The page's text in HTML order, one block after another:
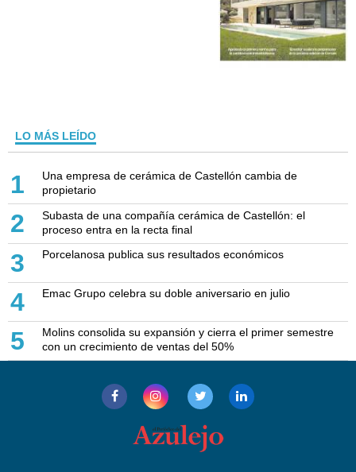
LO MÁS LEÍDO
1
Una empresa de cerámica de Castellón cambia de
propietario
2
Subasta de una compañía cerámica de Castellón: el
proceso entra en la recta final
3 Porcelanosa publica sus resultados económicos
4 Emac Grupo celebra su doble aniversario en julio
5
Molins consolida su expansión y cierra el primer semestre
con un crecimiento de ventas del 50%